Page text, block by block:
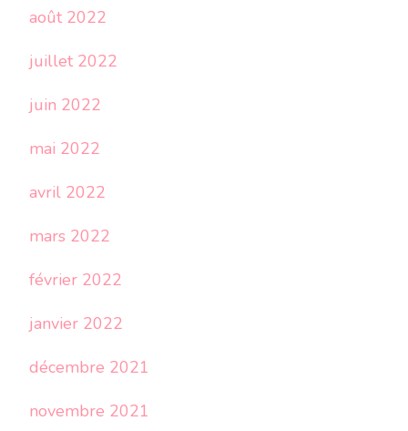
août 2022
juillet 2022
juin 2022
mai 2022
avril 2022
mars 2022
février 2022
janvier 2022
décembre 2021
novembre 2021